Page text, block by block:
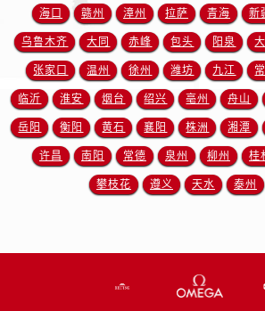
海口 赣州 漳州 拉萨 青海 新
乌鲁木齐 大同 赤峰 包头 阳泉
张家口 温州 徐州 潍坊 九江
临沂 淮安 烟台 绍兴 亳州 舟山
岳阳 衡阳 黄石 襄阳 株洲 湘潭
许昌 南阳 常德 泉州 柳州 桂
攀枝花 遵义 天水 泰州